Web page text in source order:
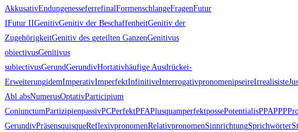
AkkusativEndungenesseferrefinalFormenschlangeFragenFutur
IFutur IIGenitivGenitiv der BeschaffenheitGenitiv der
ZugehörigkeitGenitiv des geteilten GanzenGenitivus
obiectivusGenitivus
subiectivusGerundGerundivHortativhäufige Ausdrückei-
ErweiterungidemImperativImperfektInfinitiveInterrogativpronomenipseireIrrealisiste
Abl absNumerusOptativParticipium
ConiunctumPartizipienpassivPCPerfektPFAPlusquamperfektpossePotentialisPPAPPP
GerundivPräsensquisqueReflexivpronomenRelativpronomenSinnrichtungSprichwörter